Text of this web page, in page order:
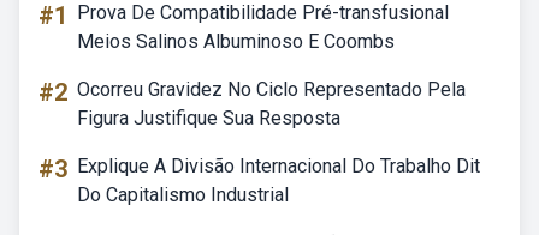
#1
Prova De Compatibilidade Pré-transfusional
Meios Salinos Albuminoso E Coombs
#2 Ocorreu Gravidez No Ciclo Representado Pela
Figura Justifique Sua Resposta
#3 Explique A Divisão Internacional Do Trabalho Dit
Do Capitalismo Industrial